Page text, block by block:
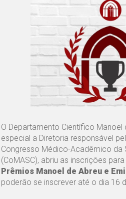
O Departamento Científico Manoel
especial a Diretoria responsável
Congresso Médico-Acadêmico da
(CoMASC), abriu as inscrições
Prêmios Manoel de Abreu e
poderão se inscrever até o dia 16